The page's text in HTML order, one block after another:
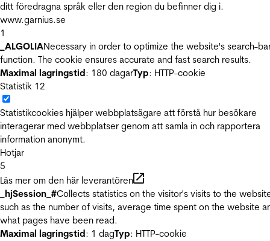
ditt föredragna språk eller den region du befinner dig i.
www.garnius.se
1
_ALGOLIANecessary in order to optimize the website's search-
function. The cookie ensures accurate and fast search results.
Maximal lagringstid: 180 dagarTyp: HTTP-cookie
Statistik 12
Statistikcookies hjälper webbplatsägare att förstå hur besökare
interagerar med webbplatser genom att samla in och rapportera
information anonymt.
Hotjar
5
Läs mer om den här leverantören
_hjSession_#Collects statistics on the visitor's visits to the
such as the number of visits, average time spent on the website
what pages have been read.
Maximal lagringstid: 1 dagTyp: HTTP-cookie